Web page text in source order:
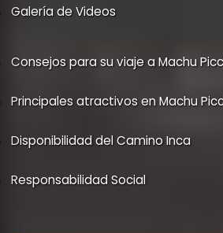
Galería de Videos
Consejos para su viaje a Machu
Principales atractivos en Machu
Disponibilidad del Camino Inca
Responsabilidad Social